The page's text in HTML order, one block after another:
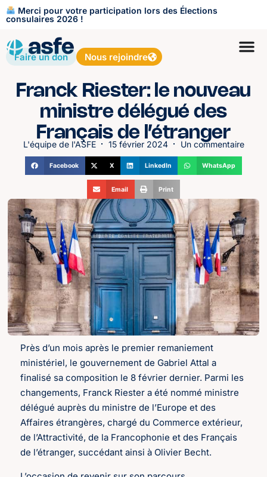
Merci pour votre participation lors des Élections
consulaires 2026 !
Faire un don Nous rejoindre
Franck Riester: le nouveau
ministre délégué des
Français de l’étranger
L'équipe de l'ASFE 15 février 2024 Un commentaire
Facebook X LinkedIn WhatsApp
Email Print
Près d’un mois après le premier remaniement
ministériel, le gouvernement de Gabriel Attal a
finalisé sa composition le 8 février dernier. Parmi les
changements, Franck Riester a été nommé ministre
délégué auprès du ministre de l’Europe et des
Affaires étrangères, chargé du Commerce extérieur,
de l’Attractivité, de la Francophonie et des Français
de l’étranger, succédant ainsi à Olivier Becht.